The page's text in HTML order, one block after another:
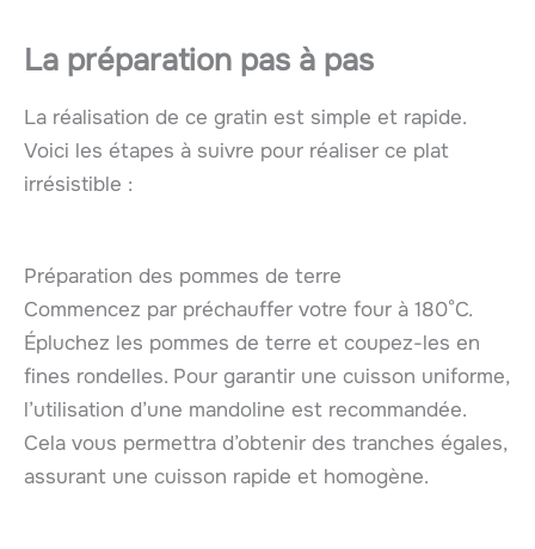
La préparation pas à pas
La réalisation de ce gratin est simple et rapide.
Voici les étapes à suivre pour réaliser ce plat
irrésistible :
Préparation des pommes de terre
Commencez par préchauffer votre four à 180°C.
Épluchez les pommes de terre et coupez-les en
fines rondelles. Pour garantir une cuisson uniforme,
l’utilisation d’une mandoline est recommandée.
Cela vous permettra d’obtenir des tranches égales,
assurant une cuisson rapide et homogène.